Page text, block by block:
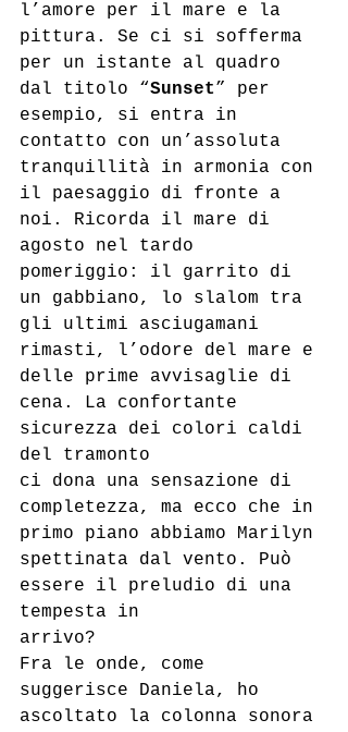
l’amore per il mare e la
pittura. Se ci si sofferma
per un istante al quadro
dal titolo “Sunset” per
esempio, si entra in
contatto con un’assoluta
tranquillità in armonia con
il paesaggio di fronte a
noi. Ricorda il mare di
agosto nel tardo
pomeriggio: il garrito di
un gabbiano, lo slalom tra
gli ultimi asciugamani
rimasti, l’odore del mare e
delle prime avvisaglie di
cena. La confortante
sicurezza dei colori caldi
del tramonto
ci dona una sensazione di
completezza, ma ecco che in
primo piano abbiamo Marilyn
spettinata dal vento. Può
essere il preludio di una
tempesta in
arrivo?
Fra le onde, come
suggerisce Daniela, ho
ascoltato la colonna sonora